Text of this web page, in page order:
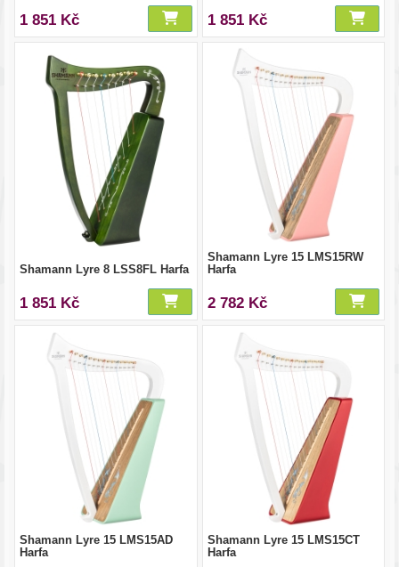
1 851 Kč 1 851 Kč
Shamann Lyre 8 LSS8FL Harfa
1 851 Kč
Shamann Lyre 15 LMS15RW
Harfa
2 782 Kč
Shamann Lyre 15 LMS15AD
Harfa
Shamann Lyre 15 LMS15CT
Harfa